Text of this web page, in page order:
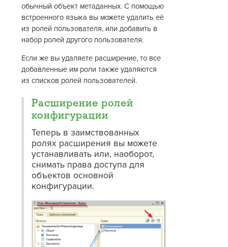
обычный объект метаданных. С помощью
встроенного языка вы можете удалить её
из ролей пользователя, или добавить в
набор ролей другого пользователя.
Если же вы удаляете расширение, то все
добавленные им роли также удаляются
из списков ролей пользователей.
Расширение ролей
конфигурации
Теперь в заимствованных
ролях расширения вы можете
устанавливать или, наоборот,
снимать права доступа для
объектов основной
конфигурации.